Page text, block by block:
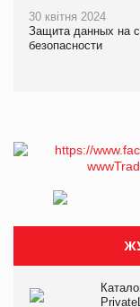
30 квітня 2024
Защита данных на
безопасности